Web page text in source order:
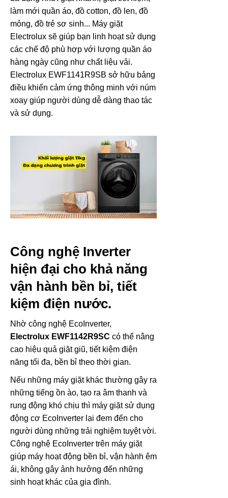
làm mới quần áo, đồ cotton, đồ len, đồ
mỏng, đồ trẻ sơ sinh... Máy giặt
Electrolux sẽ giúp bạn linh hoạt sử dụng
các chế độ phù hợp với lượng quần áo
hàng ngày cũng như chất liệu vải.
Electrolux EWF1141R9SB sở hữu bảng
điều khiển cảm ứng thông minh với núm
xoay giúp người dùng dễ dàng thao tác
và sử dụng.
Công nghệ Inverter
hiện đại cho khả năng
vận hành bền bỉ, tiết
kiệm điện nước.
Nhờ công nghệ EcoInverter,
Electrolux EWF1142R9SC có thể nâng
cao hiệu quả giặt giũ, tiết kiệm điện
năng tối đa, bền bỉ theo thời gian.
Nếu những máy giặt khác thường gây ra
những tiếng ồn ào, tạo ra âm thanh và
rung động khó chịu thì máy giặt sử dụng
động cơ EcoInverter lại đem đến cho
người dùng những trải nghiệm tuyệt vời.
Công nghệ EcoInverter trên máy giặt
giúp máy hoạt động bền bỉ, vận hành êm
ái, không gây ảnh hưởng đến những
sinh hoạt khác của gia đình.